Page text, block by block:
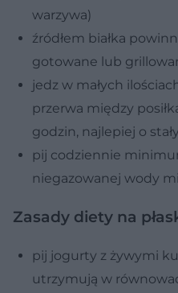
warzywa)
źródłem białka
gotowane lub
jedz w małych
przerwa między
godzin, najlepiej o
pij codziennie
niegazowanej wody
Zasady diety na
pij jogurty z żywymi
utrzymują w